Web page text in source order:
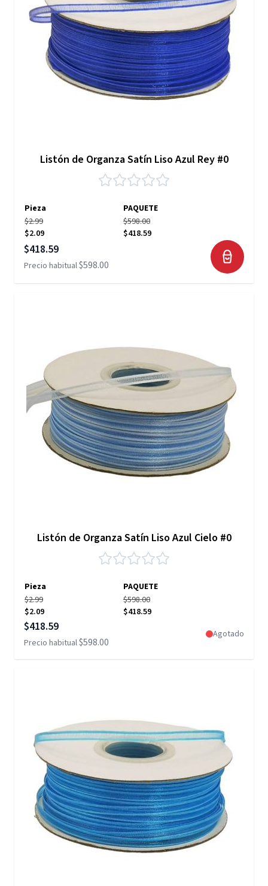
Listón de Organza Satín Liso Azul Rey #0
Pieza
PAQUETE
$2.99
$2.09
$598.00
$418.59
Precio especial
$418.59
Precio habitual$598.00
Listón de Organza Satín Liso Azul Cielo #0
Pieza
PAQUETE
$2.99
$2.09
$598.00
$418.59
Precio especial
$418.59
Precio habitual$598.00
Agotado